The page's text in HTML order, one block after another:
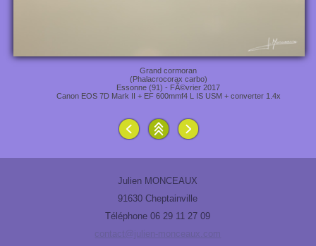
Grand cormoran
(Phalacrocorax carbo)
Essonne (91) - FÃ©vrier 2017
Canon EOS 7D Mark II + EF 600mmf4 L IS USM + converter 1.4x
Julien MONCEAUX
91630 Cheptainville
Téléphone 06 29 11 27 09
contact@julien-monceaux.com